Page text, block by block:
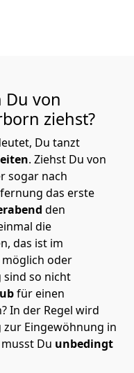
Du von
ziehst?
Du tanzt
. Ziehst Du von
sogar nach
das erste
den
die
das ist im
oder
sind so nicht
für einen
In der Regel wird
Eingewöhnung in
Du unbedingt